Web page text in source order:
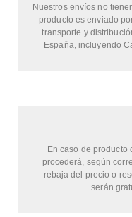
Nuestros envíos no
producto es enviado
transporte y
España, incluyendo
En caso de producto
procederá, según
rebaja del precio o
serán